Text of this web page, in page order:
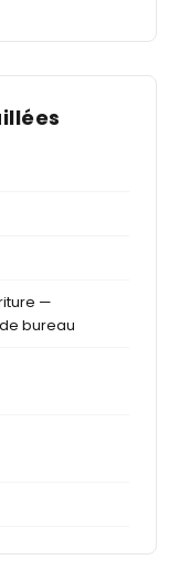
—
bureau